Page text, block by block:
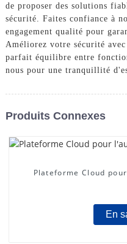
de proposer des solutions
sécurité. Faites confiance à
engagement qualité pour
Améliorez votre sécurité
parfait équilibre entre
nous pour une tranquillité
Produits Connexes
Plateforme Cloud
En